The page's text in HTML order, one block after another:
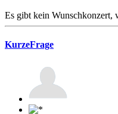
Es gibt kein Wunschkonzert,
KurzeFrage